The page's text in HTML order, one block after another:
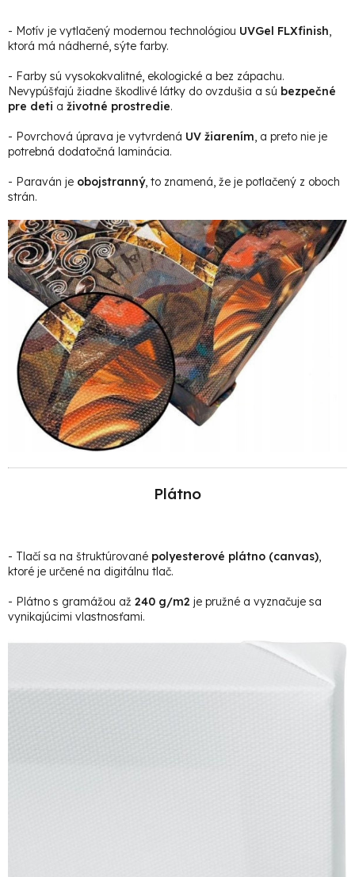
- Motív je vytlačený modernou technológiou UVGel FLXfinish,
ktorá má nádherné, sýte farby.
- Farby sú vysokokvalitné, ekologické a bez zápachu.
Nevypúšťajú žiadne škodlivé látky do ovzdušia a sú bezpečné
pre deti a životné prostredie.
- Povrchová úprava je vytvrdená UV žiarením, a preto nie je
potrebná dodatočná laminácia.
- Paraván je obojstranný, to znamená, že je potlačený z oboch
strán.
Plátno
- Tlačí sa na štruktúrované polyesterové plátno (canvas),
ktoré je určené na digitálnu tlač.
- Plátno s gramážou až 240 g/m2 je pružné a vyznačuje sa
vynikajúcimi vlastnosťami.